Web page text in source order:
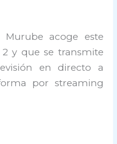
Murube acoge este
y que se transmite
en directo a
por streaming